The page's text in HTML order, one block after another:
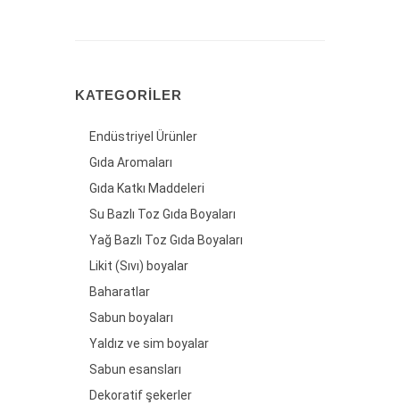
KATEGORILER
Endüstriyel Ürünler
Gıda Aromaları
Gıda Katkı Maddeleri
Su Bazlı Toz Gıda Boyaları
Yağ Bazlı Toz Gıda Boyaları
Likit (Sıvı) boyalar
Baharatlar
Sabun boyaları
Yaldız ve sim boyalar
Sabun esansları
Dekoratif şekerler